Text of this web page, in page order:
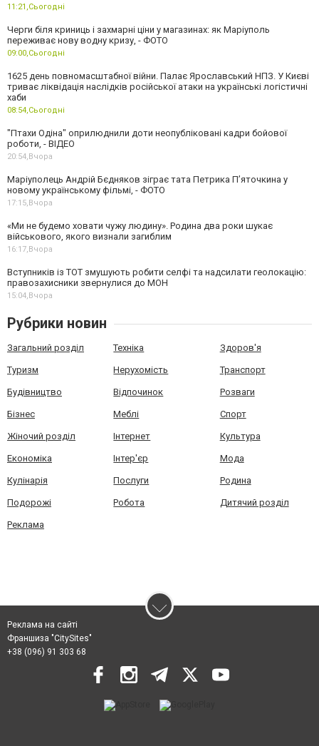
11:21,Сьогодні
Черги біля криниць і захмарні ціни у магазинах: як Маріуполь
переживає нову водну кризу, - ФОТО
09:00,Сьогодні
1625 день повномасштабної війни. Палає Ярославський НПЗ. У Києві
триває ліквідація наслідків російської атаки на українські логістичні
хаби
08:54,Сьогодні
"Птахи Одіна" оприлюднили доти неопубліковані кадри бойової
роботи, - ВІДЕО
20:54,Вчора
Маріуполець Андрій Бєдняков зіграє тата Петрика П’яточкина у
новому українському фільмі, - ФОТО
17:15,Вчора
«Ми не будемо ховати чужу людину». Родина два роки шукає
військового, якого визнали загиблим
16:17,Вчора
Вступників із ТОТ змушують робити селфі та надсилати геолокацію:
правозахисники звернулися до МОН
15:04,Вчора
Рубрики новин
Загальний розділ Техніка Здоров'я
Туризм Нерухомість Транспорт
Будівництво Відпочинок Розваги
Бізнес Меблі Спорт
Жіночий розділ Інтернет Культура
Економіка Інтер'єр Мода
Кулінарія Послуги Родина
Подорожі Робота Дитячий розділ
Реклама
Реклама на сайті
Франшиза "CitySites"
+38 (096) 91 303 68